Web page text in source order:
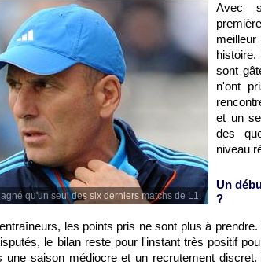
qu'un seul des six derniers matchs de L1.
Avec
sont
n'ont
et un
des
niveau
Un
?
les points pris ne sont plus à
le bilan reste pour l'instant très positif
une saison médiocre et un recrutement